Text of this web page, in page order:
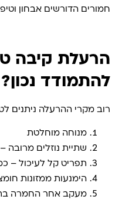
חמורים הדורשים אבחון
הרעלת קיבה
להתמודד נכון?
רוב מקרי ההרעלה ניתנים
מנוחה מוחלטת
שתיית נוזלים
תפריט קל לעיכול –
הימנעות ממזונות
מעקב אחר החמרה